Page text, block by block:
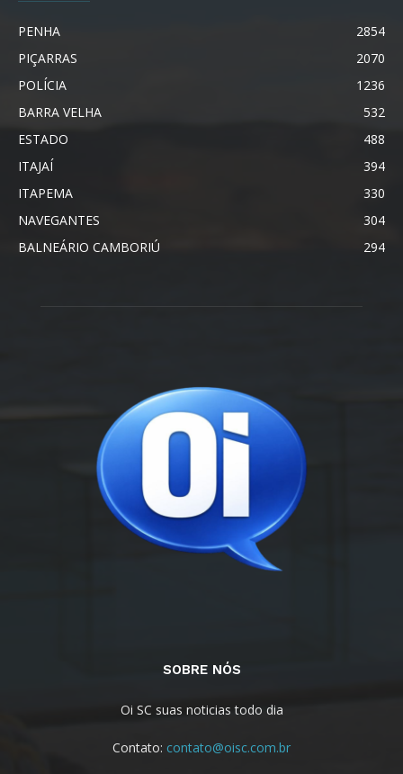
PENHA
2854
PIÇARRAS
2070
POLÍCIA
1236
BARRA VELHA
532
ESTADO
488
ITAJAÍ
394
ITAPEMA
330
NAVEGANTES
304
BALNEÁRIO CAMBORIÚ
294
SOBRE NÓS
Oi SC suas noticias todo dia
Contato: contato@oisc.com.br